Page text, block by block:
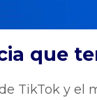
que
TikTok y el